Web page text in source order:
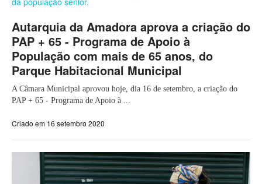
Autarquia da Amadora aprova a criação do
PAP + 65 - Programa de Apoio à
População com mais de 65 anos, do
Parque Habitacional Municipal
A Câmara Municipal aprovou hoje, dia 16 de setembro, a criação do
PAP + 65 - Programa de Apoio à ...
Criado em 16 setembro 2020